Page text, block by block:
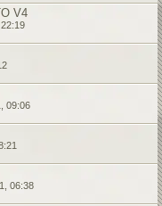
V4
09:06
06:38